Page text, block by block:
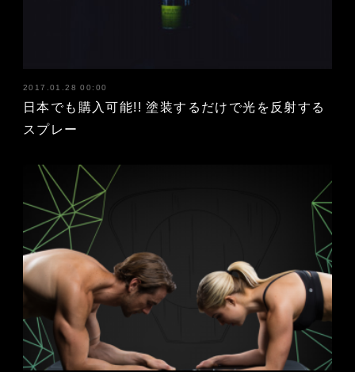
2017.01.28 00:00
日本でも購入可能!! 塗装するだけで光を反射する
スプレー